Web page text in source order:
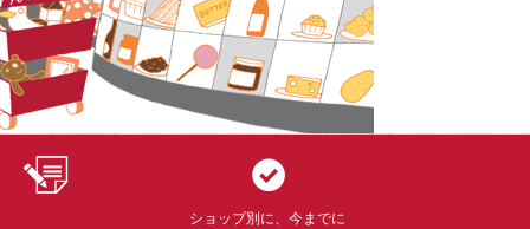
ショップ別に、今までに